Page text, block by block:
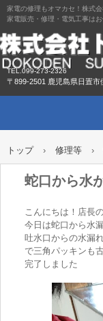
家電の修理もオマカセ！株式
家電販売・修理・電気工事はお
TEL.099-273-2326
〒899-2501 鹿児島県日置市
トップ › 修理等 ›
蛇口から水
こんにちは！店長
今日は蛇口から水
吐水口からの水漏
で三角パッキンも
完了しました